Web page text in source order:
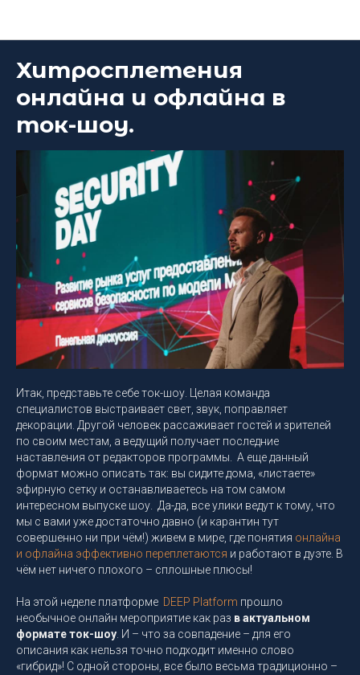
Хитросплетения
онлайна и офлайна в
ток-шоу.
Итак, представьте себе ток-шоу. Целая команда
специалистов выстраивает свет, звук, поправляет
декорации. Другой человек рассаживает гостей и зрителей
по своим местам, а ведущий получает последние
наставления от редакторов программы. А еще данный
формат можно описать так: вы сидите дома, «листаете»
эфирную сетку и останавливаетесь на том самом
интересном выпуске шоу. Да-да, все улики ведут к тому, что
мы с вами уже достаточно давно (и карантин тут
совершенно ни при чём!) живем в мире, где понятия онлайна
и офлайна эффективно переплетаются и работают в дуэте. В
чём нет ничего плохого – сплошные плюсы!
На этой неделе платформе DEEP Platform прошло
необычное онлайн мероприятие как раз в актуальном
формате ток-шоу . И – что за совпадение – для его
описания как нельзя точно подходит именно слово
«гибрид»! С одной стороны, все было весьма традиционно –